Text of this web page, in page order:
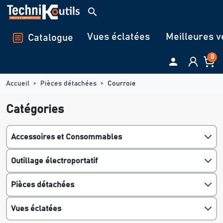
Panneau de gestion des cookies
search
Catalogue Vues éclatées Meilleures
 0
Accueil Pièces détachées Courroie
Catégories
Accessoires et Consommables
Outillage électroportatif
Pièces détachées
Vues éclatées